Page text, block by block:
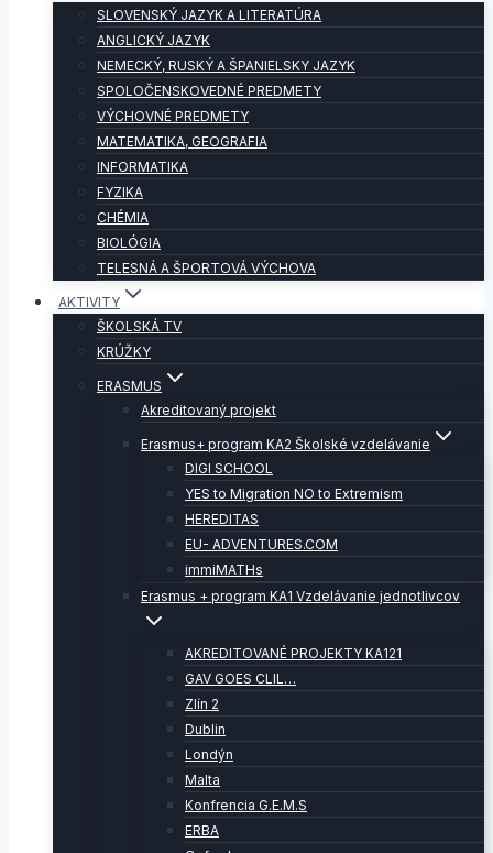
SLOVENSKÝ JAZYK A LITERATÚRA
ANGLICKÝ JAZYK
NEMECKÝ, RUSKÝ A ŠPANIELSKY JAZYK
SPOLOČENSKOVEDNÉ PREDMETY
VÝCHOVNÉ PREDMETY
MATEMATIKA, GEOGRAFIA
INFORMATIKA
FYZIKA
CHÉMIA
BIOLÓGIA
TELESNÁ A ŠPORTOVÁ VÝCHOVA
AKTIVITY
ŠKOLSKÁ TV
KRÚŽKY
ERASMUS
Akreditovaný projekt
Erasmus+ program KA2 Školské vzdelávanie
DIGI SCHOOL
YES to Migration NO to Extremism
HEREDITAS
EU- ADVENTURES.COM
immiMATHs
Erasmus + program KA1 Vzdelávanie jednotlivcov
AKREDITOVANÉ PROJEKTY KA121
GAV GOES CLIL…
Zlín 2
Dublin
Londýn
Malta
Konfrencia G.E.M.S
ERBA